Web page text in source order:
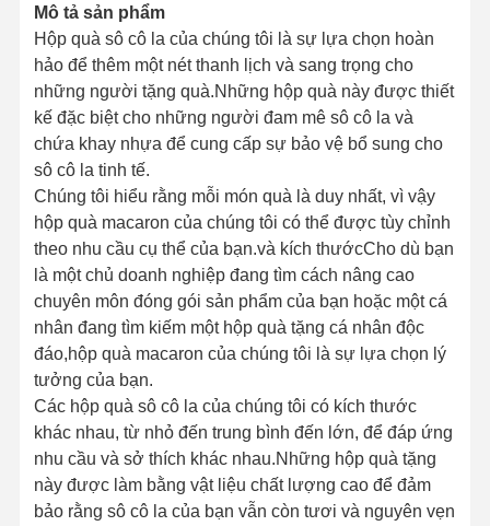
Mô tả sản phẩm
Hộp quà sô cô la của chúng tôi là sự lựa chọn hoàn
hảo để thêm một nét thanh lịch và sang trọng cho
những người tặng quà.Những hộp quà này được thiết
kế đặc biệt cho những người đam mê sô cô la và
chứa khay nhựa để cung cấp sự bảo vệ bổ sung cho
sô cô la tinh tế.
Chúng tôi hiểu rằng mỗi món quà là duy nhất, vì vậy
hộp quà macaron của chúng tôi có thể được tùy chỉnh
theo nhu cầu cụ thể của bạn.và kích thướcCho dù bạn
là một chủ doanh nghiệp đang tìm cách nâng cao
chuyên môn đóng gói sản phẩm của bạn hoặc một cá
nhân đang tìm kiếm một hộp quà tặng cá nhân độc
đáo,hộp quà macaron của chúng tôi là sự lựa chọn lý
tưởng của bạn.
Các hộp quà sô cô la của chúng tôi có kích thước
khác nhau, từ nhỏ đến trung bình đến lớn, để đáp ứng
nhu cầu và sở thích khác nhau.Những hộp quà tặng
này được làm bằng vật liệu chất lượng cao để đảm
bảo rằng sô cô la của bạn vẫn còn tươi và nguyên vẹn